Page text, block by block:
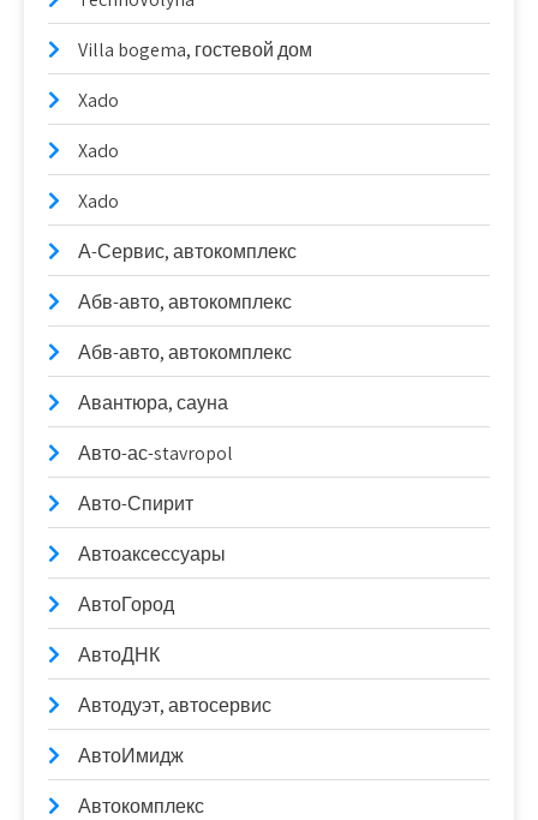
Villa bogema, гостевой дом
Xado
Xado
Xado
А-Сервис, автокомплекс
Абв-авто, автокомплекс
Абв-авто, автокомплекс
Авантюра, сауна
Авто-ас-stavropol
Авто-Спирит
Автоаксессуары
АвтоГород
АвтоДНК
Автодуэт, автосервис
АвтоИмидж
Автокомплекс